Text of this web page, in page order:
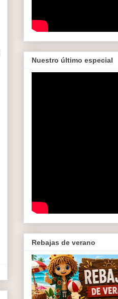
Nuestro último especial
Rebajas de verano